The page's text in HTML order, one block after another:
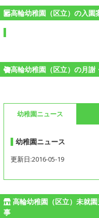
高輪幼稚園（区立）の入園
高輪幼稚園（区立）の月謝
幼稚園ニュース
幼稚園ニュース
更新日:2016-05-19
高輪幼稚園（区立）未就
事